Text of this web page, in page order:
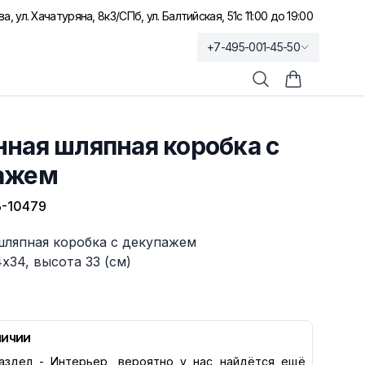
ул. Хачатуряна, 8к3/СПб, ул. Балтийская, 51с 11:00 до 19:00
+7-495-001-45-50
ПоискКорзина
шляпная коробка с
10479
коробка с декупажем
высота 33 (см)
- Интерьер , вероятно у нас найдётся ещё